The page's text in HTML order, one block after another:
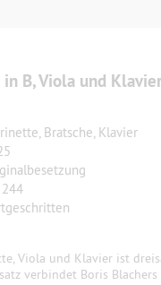
B, Viola und
Bratsche, Klavier
244
Viola und Klavier ist
verbindet Boris